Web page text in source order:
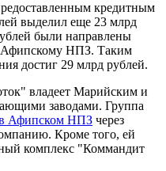
кредитным
выделил еще 23 млрд
были направлены
НПЗ. Таким
достиг 29 млрд рублей.
владеет Марийским и
заводами. Группа
Афипском НПЗ через
Кроме того, ей
комплекс "Коммандит